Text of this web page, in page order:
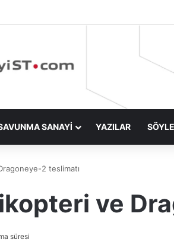
SANAYİ YAZILAR
2 teslimatı
ve
süresi